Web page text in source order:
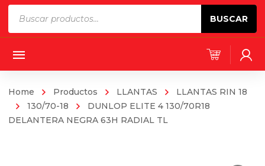
BUSCAR
Home Productos LLANTAS
LLANTAS RIN 18
130/70-18
DUNLOP ELITE 4 130/70R18
DELANTERA NEGRA 63H RADIAL TL